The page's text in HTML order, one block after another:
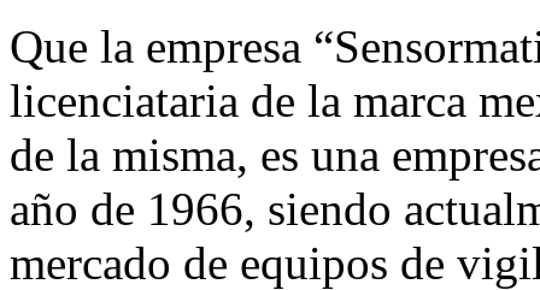
Que la empresa
licenciataria de la marca
de la misma, es una
año de 1966, siendo
mercado de equipos de